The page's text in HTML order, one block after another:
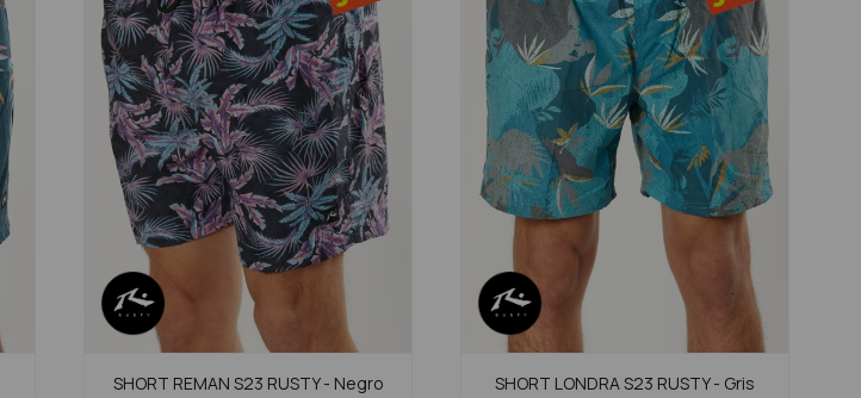
SHORT REMAN S23 RUSTY - Negro SHORT LONDRA S23 RUSTY - Gris